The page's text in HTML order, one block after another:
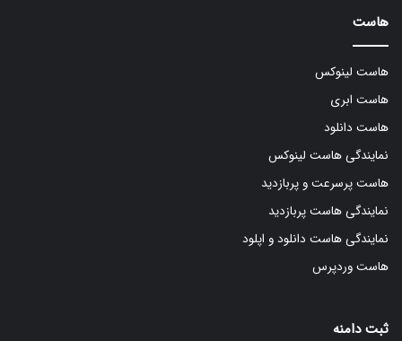
هاست
هاست لینوکس
هاست ابری
هاست دانلود
نمایندگی هاست لینوکس
هاست پرسرعت و پربازدید
نمایندگی هاست پربازدید
نمایندگی هاست دانلود و اپلود
هاست وردپرس
ثبت دامنه